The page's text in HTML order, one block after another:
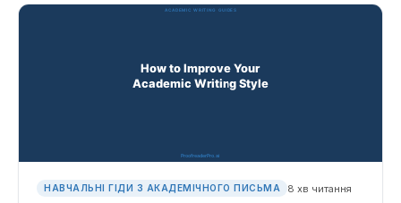
НАВЧАЛЬНІ ГІДИ З АКАДЕМІЧНОГО ПИСЬМА 8 хв читання